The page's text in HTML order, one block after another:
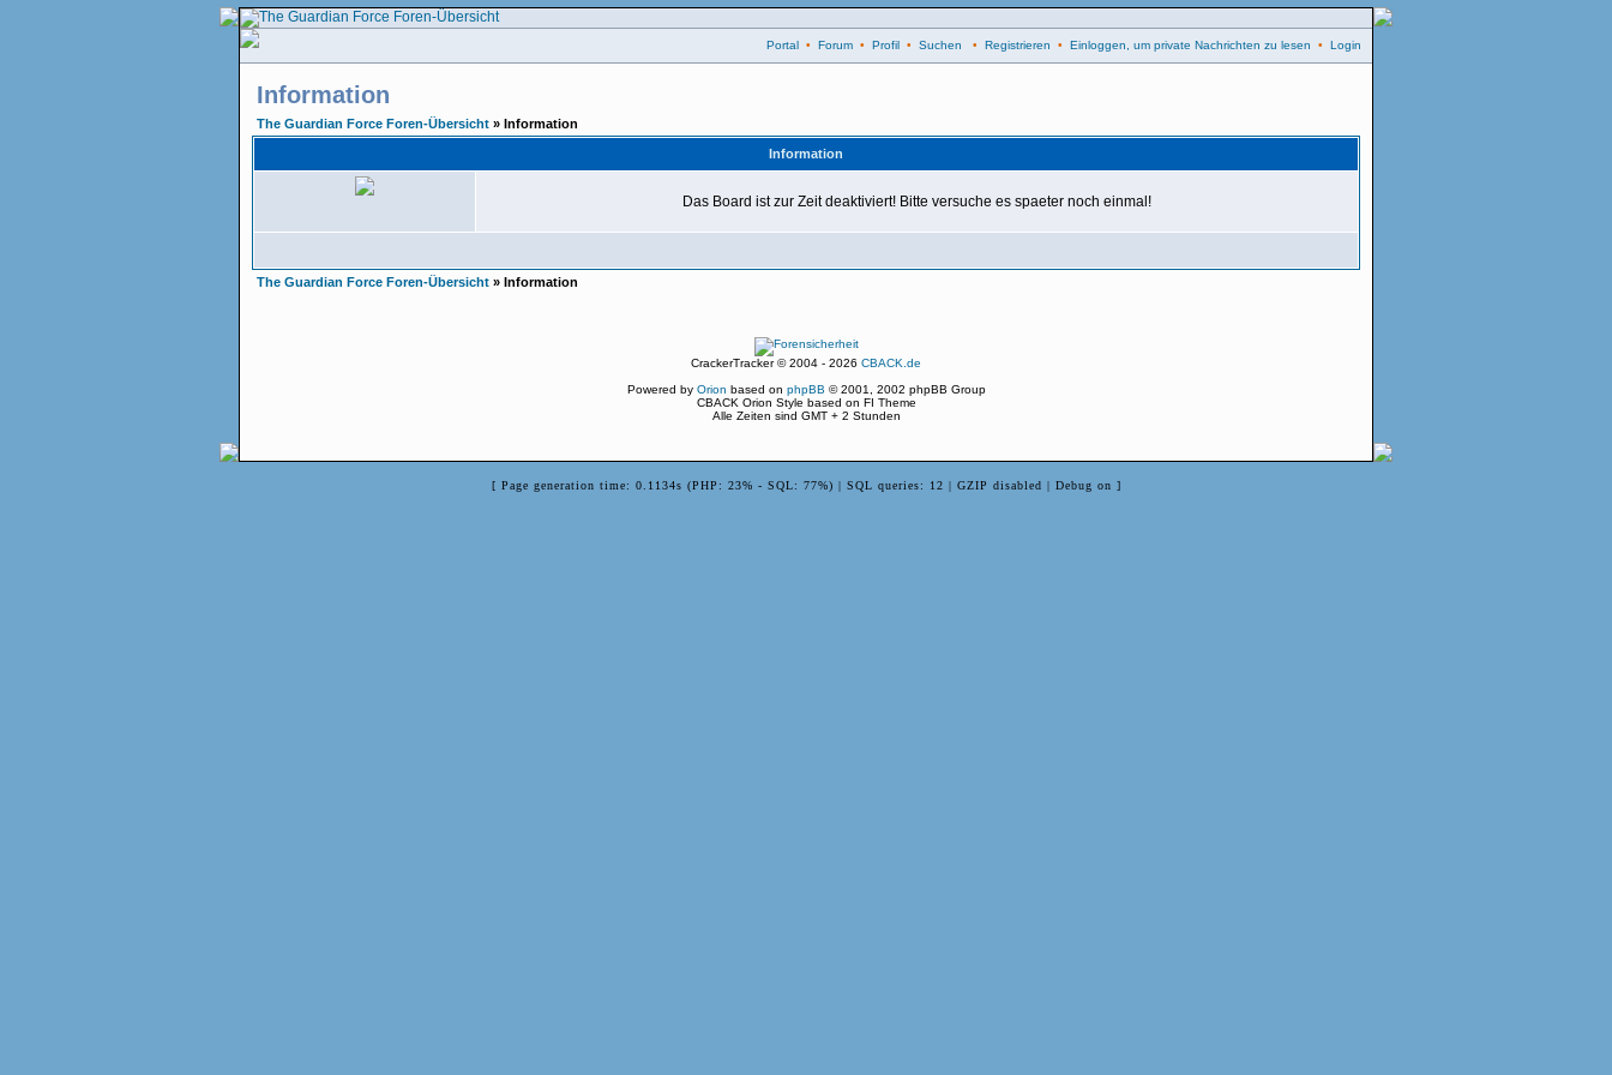
Portal • Forum • Profil • Suchen • Registrieren • Einloggen, um private Nachrichten zu lesen • Login
Information
The Guardian Force Foren-Übersicht » Information
Information
Das Board ist zur Zeit deaktiviert! Bitte versuche es spaeter noch einmal!
The Guardian Force Foren-Übersicht » Information
CrackerTracker © 2004 - 2026 CBACK.de
Powered by Orion based on phpBB © 2001, 2002 phpBB Group
CBACK Orion Style based on FI Theme
Alle Zeiten sind GMT + 2 Stunden
[ Page generation time: 0.1134s (PHP: 23% - SQL: 77%) | SQL queries: 12 | GZIP disabled | Debug on ]